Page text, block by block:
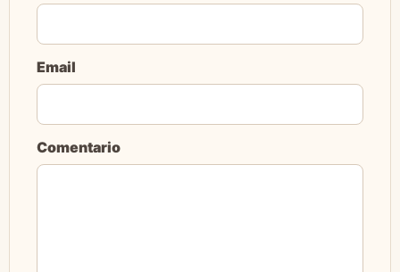
Email
Comentario